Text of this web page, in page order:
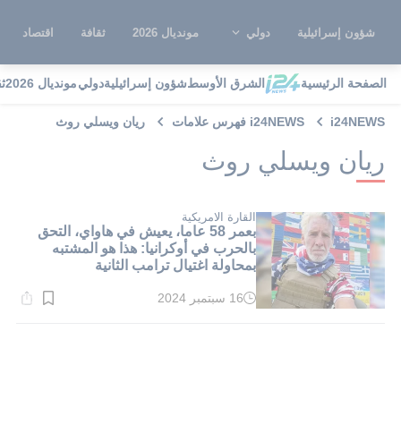
شؤون إسرائيلية دولي مونديال 2026 ثقافة اقتصاد
الصفحة الرئيسية الشرق الأوسطشؤون إسرائيليةدوليمونديال 2026
i24NEWS i24NEWS فهرس علامات ريان ويسلي روث
ريان ويسلي روث
القارة الامريكية
بعمر 58 عاما، يعيش في هاواي، التحق
بالحرب في أوكرانيا: هذا هو المشتبه
بمحاولة اغتيال ترامب الثانية
وقت
16 سبتمبر 2024